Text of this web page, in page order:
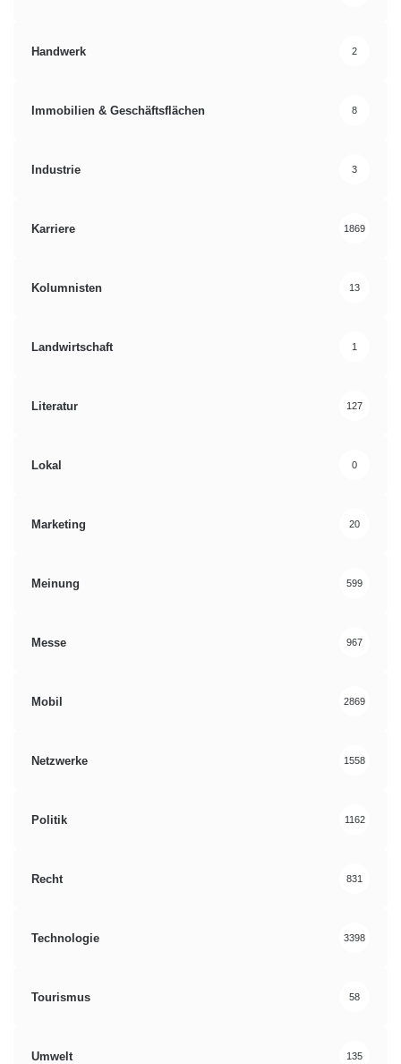
Handwerk 2
Immobilien & Geschäftsflächen 8
Industrie 3
Karriere 1869
Kolumnisten 13
Landwirtschaft 1
Literatur 127
Lokal 0
Marketing 20
Meinung 599
Messe 967
Mobil 2869
Netzwerke 1558
Politik 1162
Recht 831
Technologie 3398
Tourismus 58
Umwelt 135